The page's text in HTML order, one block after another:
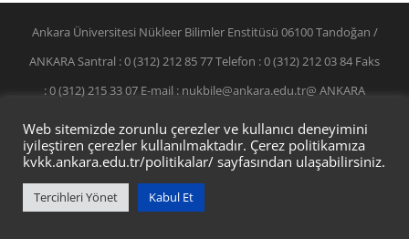
Ankara Üniversitesi Nükleer Bilimler Enstitüsü 06100 Tandoğan /
ANKARA Santral : 0 (312) 212 85 77 Telefon : 0 (312) 212 03 84 Faks
: 0 (312) 215 33 07 E-mail : nukbile@ankara.edu.tr@ ANKARA
ÜNİVERSİTESİ BİD
Web sitemizde zorunlu çerezler ve kullanıcı deneyimini
iyileştiren çerezler kullanılmaktadır. Çerez politikamıza
kvkk.ankara.edu.tr/politikalar/ sayfasından ulaşabilirsiniz.
Tercihleri Yönet Kabul Et